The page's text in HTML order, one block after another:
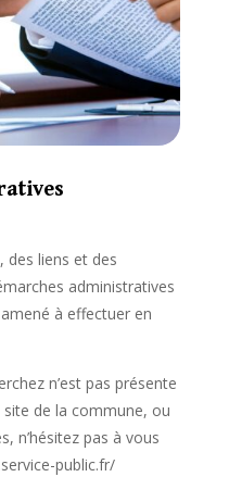
des liens et des
administratives
à effectuer en
n’est pas présente
de la commune, ou
n’hésitez pas à vous
public.fr/